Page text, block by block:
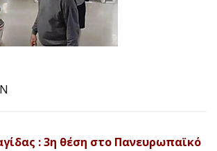
: 3η θέση στο Πανευρωπαϊκό